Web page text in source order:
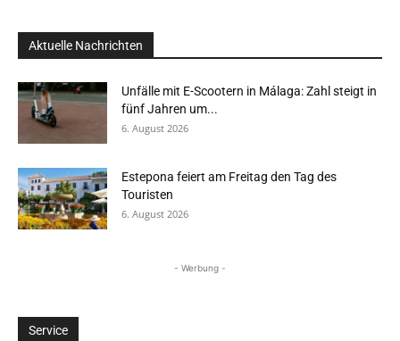
Aktuelle Nachrichten
Unfälle mit E-Scootern in Málaga: Zahl steigt in
fünf Jahren um...
6. August 2026
Estepona feiert am Freitag den Tag des
Touristen
6. August 2026
- Werbung -
Service